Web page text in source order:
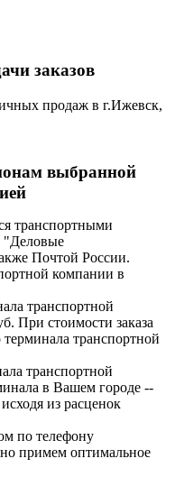
заказов
продаж в г.Ижевск,
выбранной
транспортными
Почтой России.
компании в
транспортной
При стоимости заказа
терминала транспортной
транспортной
в Вашем городе --
из расценок
по телефону
примем оптимальное